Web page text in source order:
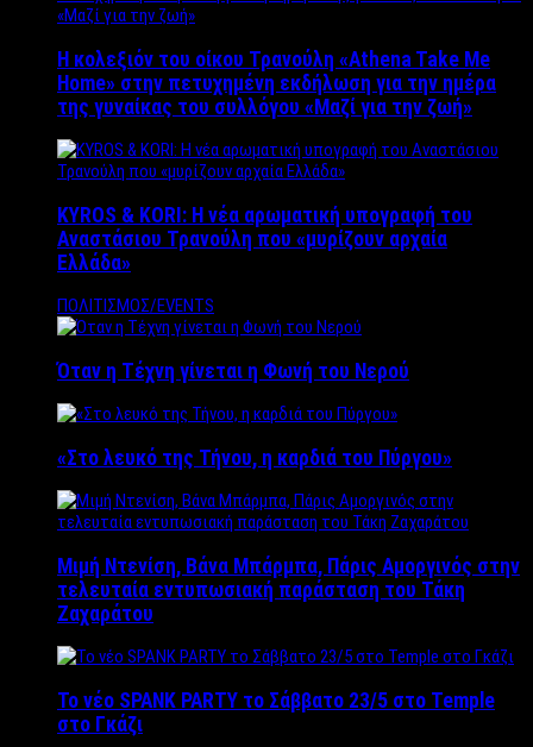
Η κολεξιόν του οίκου Τρανούλη «Athena Take Me
Home» στην πετυχημένη εκδήλωση για την ημέρα
της γυναίκας του συλλόγου «Μαζί για την ζωή»
KYROS & KORI: Η νέα αρωματική υπογραφή του
Αναστάσιου Τρανούλη που «μυρίζουν αρχαία
Ελλάδα»
ΠΟΛΙΤΙΣΜΟΣ/EVENTS
Όταν η Τέχνη γίνεται η Φωνή του Νερού
«Στο λευκό της Τήνου, η καρδιά του Πύργου»
Μιμή Ντενίση, Βάνα Μπάρμπα, Πάρις Αμοργινός στην
τελευταία εντυπωσιακή παράσταση του Τάκη
Ζαχαράτου
Το νέο SPANK PARTY το Σάββατο 23/5 στο Temple
στο Γκάζι